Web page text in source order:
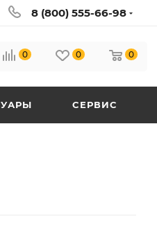
8 (800) 555-66-98
0 0 0
СЕРВИС